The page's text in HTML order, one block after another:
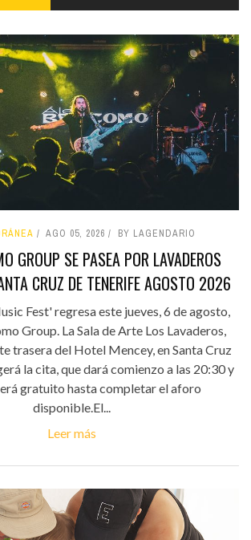
AGO 05, 2026 BY LAGENDARIO
GROUP SE PASEA POR LAVADEROS
CRUZ DE TENERIFE AGOSTO 2026
Fest' regresa este jueves, 6 de agosto,
Group. La Sala de Arte Los Lavaderos,
trasera del Hotel Mencey, en Santa Cruz
la cita, que dará comienzo a las 20:30 y
gratuito hasta completar el aforo
disponible.El...
Leer más